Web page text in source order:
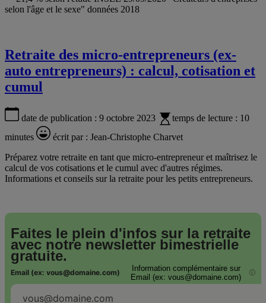
selon l'âge et le sexe" données 2018
Retraite des micro-entrepreneurs (ex-
auto entrepreneurs) : calcul, cotisation et
cumul
date de publication : 9 octobre 2023 temps de lecture : 10
minutes
écrit par : Jean-Christophe Charvet
Préparez votre retraite en tant que micro-entrepreneur et maîtrisez le
calcul de vos cotisations et le cumul avec d'autres régimes.
Informations et conseils sur la retraite pour les petits entrepreneurs.
Faites le plein d'infos sur la retraite
avec notre newsletter bimestrielle
gratuite.
Email (ex: vous@domaine.com)
Information complémentaire sur
Email (ex: vous@domaine.com)